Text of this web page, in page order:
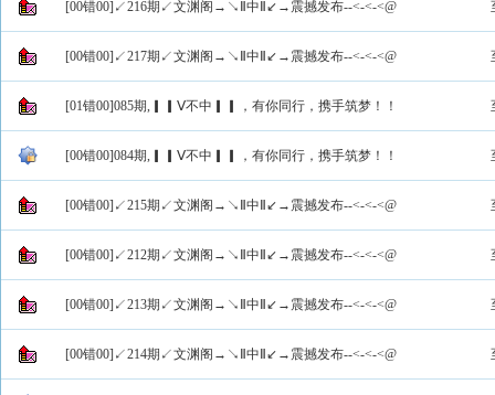
[00错00]↙216期↙文渊阁→↘Ⅱ中Ⅱ↙→震撼发布--<-<-<@
[00错00]↙217期↙文渊阁→↘Ⅱ中Ⅱ↙→震撼发布--<-<-<@
[01错00]085期,▎▎Ⅴ不中▎▎，有你同行，携手筑梦！！
[00错00]084期,▎▎Ⅴ不中▎▎，有你同行，携手筑梦！！
[00错00]↙215期↙文渊阁→↘Ⅱ中Ⅱ↙→震撼发布--<-<-<@
[00错00]↙212期↙文渊阁→↘Ⅱ中Ⅱ↙→震撼发布--<-<-<@
[00错00]↙213期↙文渊阁→↘Ⅱ中Ⅱ↙→震撼发布--<-<-<@
[00错00]↙214期↙文渊阁→↘Ⅱ中Ⅱ↙→震撼发布--<-<-<@